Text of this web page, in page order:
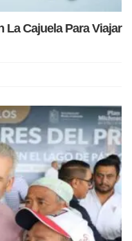
La Cajuela Para Viajar